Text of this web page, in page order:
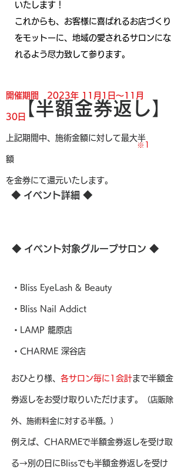
いたします！
​これからも、お客様に喜ばれるお店づくり
をモットーに、地域の愛されるサロンにな
れるよう尽力致して参ります。
【半額金券返し】
◆ イベント詳細 ◆
開催期間 2023年 11月1日〜11月
30日
上記期間中、施術金額に対して最大半
額
を金券にて還元いたします。​
※1
◆ イベント対象グループサロン ◆
・Bliss EyeLash & Beauty
・Bliss Nail Addict
・LAMP 籠原店
・CHARME 深谷店
​おひとり様、 各サロン毎に1会計まで半額金
券返しをお受け取りいただけます。 （店販除
外、施術料金に対する半額。）
例えば、CHARMEで半額金券返しを受け取
る→別の日にBlissでも半額金券返しを受け